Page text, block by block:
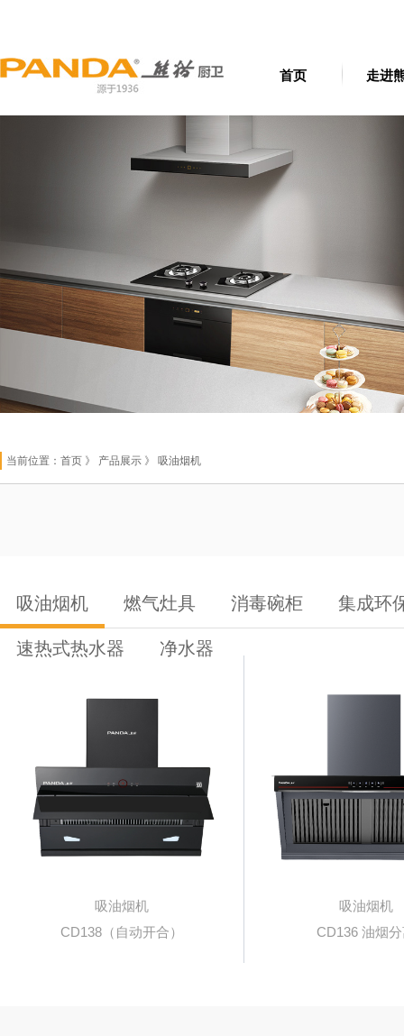
首页 走进
当前位置： 首页 》 产品展示 》 吸油烟机
吸油烟机 燃气灶具 消毒碗柜 集成环
速热式热水器 净水器
吸油烟机
CD138（自动开合）
吸油烟机
CD136 油烟